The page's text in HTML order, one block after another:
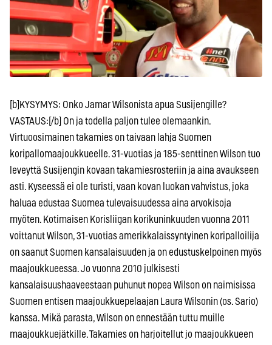
[b]KYSYMYS: Onko Jamar Wilsonista apua Susijengille?
VASTAUS:[/b] On ja todella paljon tulee olemaankin.
Virtuoosimainen takamies on taivaan lahja Suomen
koripallomaajoukkueelle. 31-vuotias ja 185-senttinen Wilson tuo
leveyttä Susijengin kovaan takamiesrosteriin ja aina avaukseen
asti. Kyseessä ei ole turisti, vaan kovan luokan vahvistus, joka
haluaa edustaa Suomea tulevaisuudessa aina arvokisoja
myöten. Kotimaisen Korisliigan korikuninkuuden vuonna 2011
voittanut Wilson, 31-vuotias amerikkalaissyntyinen koripalloilija
on saanut Suomen kansalaisuuden ja on edustuskelpoinen myös
maajoukkueessa. Jo vuonna 2010 julkisesti
kansalaisuushaaveestaan puhunut nopea Wilson on naimisissa
Suomen entisen maajoukkuepelaajan Laura Wilsonin (os. Sario)
kanssa. Mikä parasta, Wilson on ennestään tuttu muille
maajoukkuejätkille. Takamies on harjoitellut jo maajoukkueen